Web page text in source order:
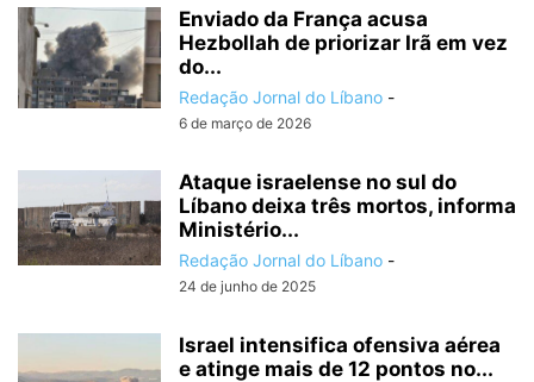
Enviado da França acusa
Hezbollah de priorizar Irã em vez
do...
Redação Jornal do Líbano -
6 de março de 2026
Ataque israelense no sul do
Líbano deixa três mortos, informa
Ministério...
Redação Jornal do Líbano -
24 de junho de 2025
Israel intensifica ofensiva aérea
e atinge mais de 12 pontos no...